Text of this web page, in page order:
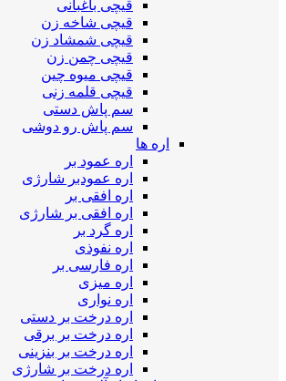
قیچی باغبانی
قیچی شاخه زن
قیچی شمشاد زن
قیچی چمن زن
قیچی میوه چین
قیچی قلمه زنی
سم پاش دستی
سم پاش رو دوشی
اره ها
اره عمود بر
اره عمودبر شارژی
اره افقی بر
اره افقی بر شارژی
اره گرد بر
اره نفوذی
اره فارسی بر
اره میزی
اره نواری
اره درخت بر دستی
اره درخت بر برقی
اره درخت بر بنزینی
اره درخت بر شارژی